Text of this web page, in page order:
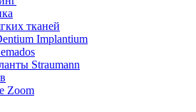
тканей
Implantium
Straumann
Zoom